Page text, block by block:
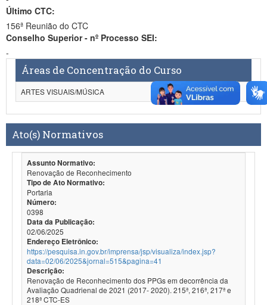
Último CTC:
156ª Reunião do CTC
Conselho Superior - nº Processo SEI:
-
Áreas de Concentração do Curso
ARTES VISUAIS/MÚSICA
Ato(s) Normativos
Assunto Normativo:
Renovação de Reconhecimento
Tipo de Ato Normativo:
Portaria
Número:
0398
Data da Publicação:
02/06/2025
Endereço Eletrônico:
https://pesquisa.in.gov.br/imprensa/jsp/visualiza/index.jsp?
data=02/06/2025&jornal=515&pagina=41
Descrição:
Renovação de Reconhecimento dos PPGs em decorrência da
Avaliação Quadrienal de 2021 (2017- 2020). 215ª, 216ª, 217ª e
218ª CTC-ES